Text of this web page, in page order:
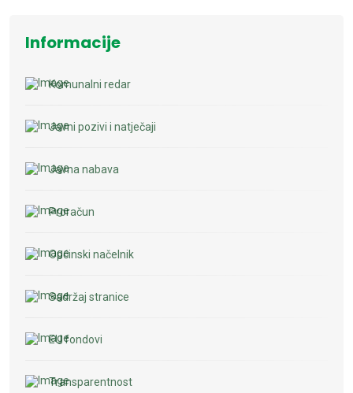
Informacije
Komunalni redar
Javni pozivi i natječaji
Javna nabava
Proračun
Općinski načelnik
Sadržaj stranice
EU fondovi
Transparentnost